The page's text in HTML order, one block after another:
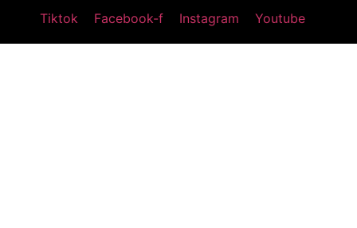
Tiktok Facebook-f Instagram Youtube